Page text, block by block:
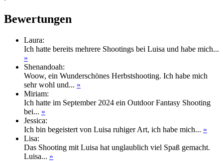
Bewertungen
Laura:
Ich hatte bereits mehrere Shootings bei Luisa und habe mich...
»
Shenandoah:
Woow, ein Wunderschönes Herbstshooting. Ich habe mich
sehr wohl und... »
Miriam:
Ich hatte im September 2024 ein Outdoor Fantasy Shooting
bei... »
Jessica:
Ich bin begeistert von Luisa ruhiger Art, ich habe mich... »
Lisa:
Das Shooting mit Luisa hat unglaublich viel Spaß gemacht.
Luisa... »